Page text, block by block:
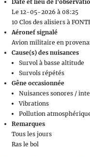
Date et lieu de
Le 12-05-2026 à 08:25
10 Clos des alisiers à
Aéronef signalé
Avion militaire en
Cause(s) des nuisances
Survol à basse altitude
Survols répétés
Gêne occasionnée
Nuisances sonores /
Vibrations
Pollution
Remarques
Tous les jours
Ras le bol